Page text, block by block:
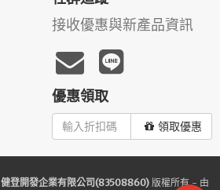
接收優惠與新產品資訊
優惠領取
領取優惠
健登開發企業有限公司(83508860)版權所有 - 由